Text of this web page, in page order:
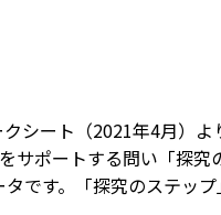
シート（2021年4月）よ
サポートする問い「探究
です。「探究のステッ